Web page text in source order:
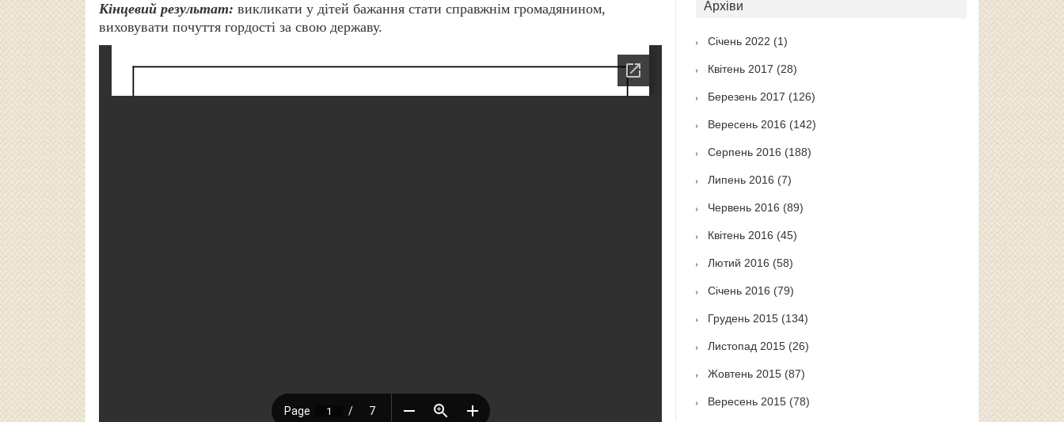
Кінцевий результат: викликати у дітей бажання стати справжнім громадянином,
виховувати почуття гордості за свою державу.
Архіви
Січень 2022 (1)
Квітень 2017 (28)
Березень 2017 (126)
Вересень 2016 (142)
Серпень 2016 (188)
Липень 2016 (7)
Червень 2016 (89)
Квітень 2016 (45)
Лютий 2016 (58)
Січень 2016 (79)
Грудень 2015(134)
Листопад 2015(26)
Жовтень 2015(87)
Вересень 2015(78)